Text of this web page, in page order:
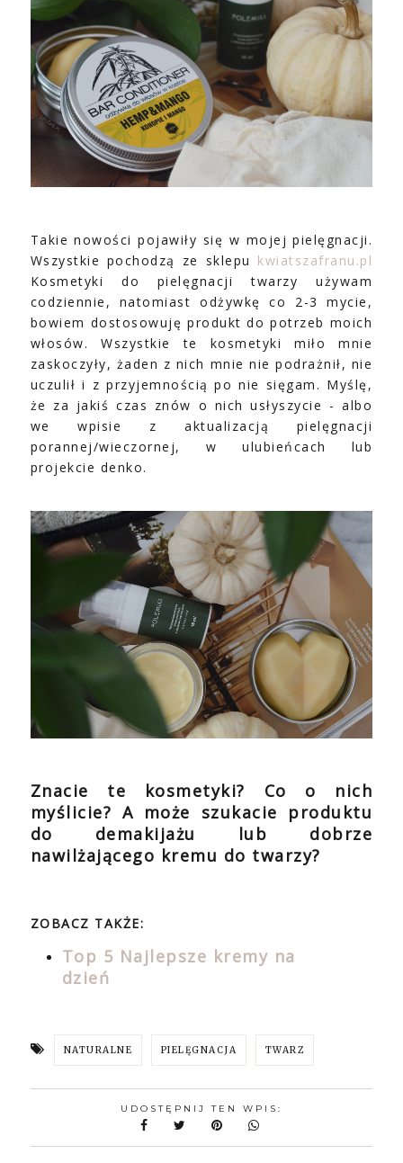
Takie nowości pojawiły się w mojej pielęgnacji.
Wszystkie pochodzą ze sklepu kwiatszafranu.pl
Kosmetyki do pielęgnacji twarzy używam
codziennie, natomiast odżywkę co 2-3 mycie,
bowiem dostosowuję produkt do potrzeb moich
włosów. Wszystkie te kosmetyki miło mnie
zaskoczyły, żaden z nich mnie nie podrażnił, nie
uczulił i z przyjemnością po nie sięgam. Myślę,
że za jakiś czas znów o nich usłyszycie - albo
we wpisie z aktualizacją pielęgnacji
porannej/wieczornej, w ulubieńcach lub
projekcie denko.
Znacie te kosmetyki? Co o nich
myślicie? A może szukacie produktu
do demakijażu lub dobrze
nawilżającego kremu do twarzy?
ZOBACZ TAKŻE:
Top 5 Najlepsze kremy na
dzień
NATURALNE PIELĘGNACJA TWARZ
UDOSTĘPNIJ TEN WPIS: